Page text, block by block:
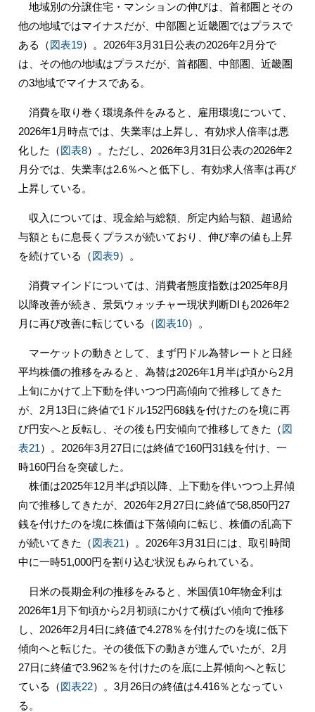
地域別の分譲住宅・マンションの伸びは、首都圏とその
他の地域ではマイナスだが、中部圏と近畿圏ではプラスで
ある（図表19）。2026年3月31日公表の2026年2月分で
は、その他の地域はプラスだが、首都圏、中部圏、近畿圏
の3地域でマイナスである。
消費を取り巻く環境条件をみると、雇用環境について、
2026年1月時点では、失業率は上昇し、有効求人倍率は悪
化した（図表8）。ただし、2026年3月31日公表の2026年2
月分では、失業率は2.6％へと低下し、有効求人倍率は再び
上昇している。
収入については、現金給与総額、所定内給与額、超過給
与額ともに息長くプラスが続いており、伸び率の値も上昇
を続けている（図表9）。
消費マインドについては、消費者態度指数は2025年8月
以降改善が続き、景気ウォッチャー現状判断DIも2026年2
月に再び改善に転じている（図表10）。
マーケットの動きとして、まず円ドル為替レートと日経
平均株価の推移をみると、為替は2026年1月半ば頃から2月
上旬にかけて上下動を伴いつつ円高傾向で推移してきた
が、2月13日に終値で1ドル152円68銭を付けたのを境に再
び円安へと反転し、その後も円安傾向で推移してきた（図
表21）。2026年3月27日には終値で160円31銭を付け、一
時160円台を突破した。
株価は2025年12月半ば頃以降、上下動を伴いつつ上昇傾
向で推移してきたが、2026年2月27日に終値で58,850円27
銭を付けたのを境に株価は下落傾向に転じ、株価の乱高下
が続いてきた（図表21）。2026年3月31日には、取引時間
中に一時51,000円を割り込む状況もみられている。
日米の長期金利の推移をみると、米国債10年物金利は
2026年1月下旬頃から2月初頭にかけて横ばい傾向で推移
し、2026年2月4日に終値で4.278％を付けたのを境に低下
傾向へと転じた。その後低下の動きが進んでいたが、2月
27日に終値で3.962％を付けたのを底に上昇傾向へと転じ
ている（図表22）。3月26日の終値は4.416％となってい
る。